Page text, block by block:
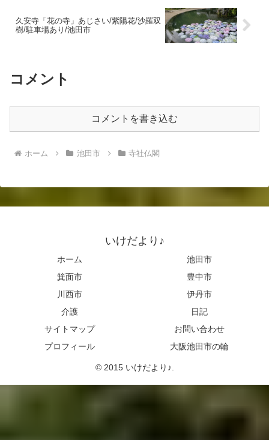
久安寺「花の寺」あじさい/紫陽花/沙羅双
樹/駐車場あり/池田市
コメント
コメントを書き込む
ホーム 池田市 寺社仏閣
いけだより♪
ホーム
池田市
箕面市
豊中市
川西市
伊丹市
介護
日記
サイトマップ
お問い合わせ
プロフィール
大阪池田市の輪
© 2015 いけだより♪.